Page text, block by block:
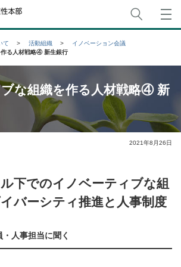
公益財団法人日本生産性本部
て 活動組織
イノベーション会議
る人材戦略④ 新生銀行
な組織を作る人材戦略④ 新
2021年8月26日
下でのイノベーティブな組
バーシティ推進と人事制度
人事担当に聞く